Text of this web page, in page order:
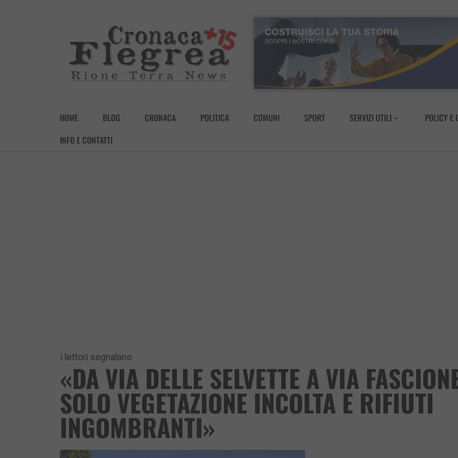
HOME BLOG CRONACA POLITICA COMUNI SPORT SERVIZI UTILI
POLICY E
INFO E CONTATTI
I lettori segnalano
«DA VIA DELLE SELVETTE A VIA
SOLO VEGETAZIONE INCOLTA E RIFIUTI
INGOMBRANTI»